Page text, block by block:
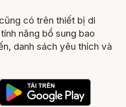
cũng có trên thiết bị di
năng bổ sung bao
danh sách yêu thích và